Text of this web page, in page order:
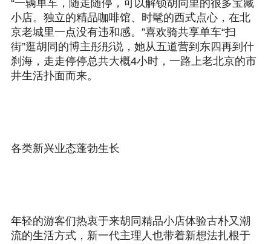
“一辆单车，随走随停，可以解锁胡同里的很多宝藏
小店。独立的精品咖啡馆、时髦的西式点心，在北
京老城里一点没有违和感。”喜欢骑共享单车“扫
街”逛胡同的博主彤彤说，她从五道营到东四再到什
刹海，走走停停总共大概4小时，一路上老北京的市
井生活扑面而来。
各类新兴业态蓬勃生长
年轻的游客们热衷于来胡同精品小店体验古朴又潮
流的生活方式，新一代主理人也带着新想法扎根于